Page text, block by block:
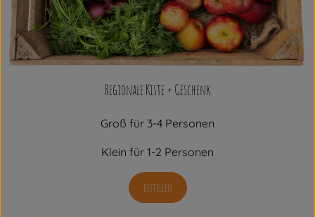
Regionale Kiste + Geschenk
Groß für 3-4 Personen
Klein für 1-2 Personen
bestellen